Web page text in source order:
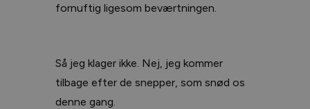
fornuftig ligesom beværtningen.
Så jeg klager ikke. Nej, jeg kommer
tilbage efter de snepper, som snød os
denne gang.